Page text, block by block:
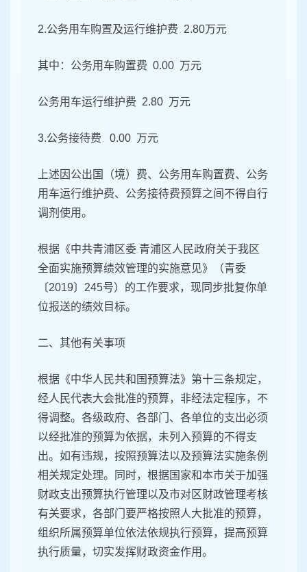
2.公务用车购置及运行维护费 2.80万元
其中：公务用车购置费 0.00 万元
公务用车运行维护费 2.80 万元
3.公务接待费 0.00 万元
上述因公出国（境）费、公务用车购置费、公务
用车运行维护费、公务接待费预算之间不得自行
调剂使用。
根据《中共青浦区委 青浦区人民政府关于我区
全面实施预算绩效管理的实施意见》（青委
〔2019〕245号）的工作要求，现同步批复你单
位报送的绩效目标。
二、其他有关事项
根据《中华人民共和国预算法》第十三条规定，
经人民代表大会批准的预算，非经法定程序，不
得调整。各级政府、各部门、各单位的支出必须
以经批准的预算为依据，未列入预算的不得支
出。如有违规，按照预算法以及预算法实施条例
相关规定处理。同时，根据国家和本市关于加强
财政支出预算执行管理以及市对区财政管理考核
有关要求，各部门要严格按照人大批准的预算，
组织所属预算单位依法依规执行预算，提高预算
执行质量，切实发挥财政资金作用。